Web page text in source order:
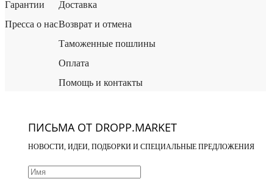
Гарантии
Пресса о нас
Доставка
Возврат и отмена
Таможенные пошлины
Оплата
Помощь и контакты
ПИСЬМА ОТ DROPP.MARKET
НОВОСТИ, ИДЕИ, ПОДБОРКИ И СПЕЦИАЛЬНЫЕ ПРЕДЛОЖЕНИЯ